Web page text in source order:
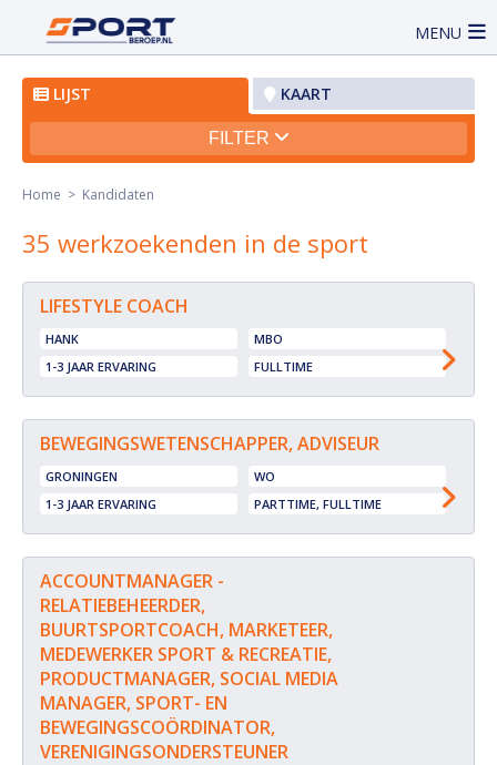
MENU
LIJST KAART
FILTER
Home > Kandidaten
35 werkzoekenden in de sport
LIFESTYLE COACH
HANK
MBO
1-3 JAAR ERVARING
FULLTIME
BEWEGINGSWETENSCHAPPER, ADVISEUR
GRONINGEN
WO
1-3 JAAR ERVARING
PARTTIME, FULLTIME
ACCOUNTMANAGER -
RELATIEBEHEERDER,
BUURTSPORTCOACH, MARKETEER,
MEDEWERKER SPORT & RECREATIE,
PRODUCTMANAGER, SOCIAL MEDIA
MANAGER, SPORT- EN
BEWEGINGSCOÖRDINATOR,
VERENIGINGSONDERSTEUNER